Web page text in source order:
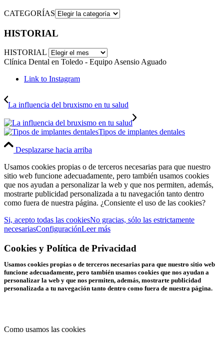
CATEGORÍAS
HISTORIAL
HISTORIAL
Clínica Dental en Toledo - Equipo Asensio Aguado
Link to Instagram
La influencia del bruxismo en tu salud
Tipos de implantes dentales
Desplazarse hacia arriba
Usamos cookies propias o de terceros necesarias para que nuestro
sitio web funcione adecuadamente, pero también usamos cookies
que nos ayudan a personalizar la web y que nos permiten, además,
mostrarte publicidad personalizada a tu navegación tanto dentro
como fuera de nuestra página. ¿Consiente el uso de las cookies?
Si, acepto todas las cookiesNo gracias, sólo las estrictamente
necesariasConfiguraciónLeer más
Cookies y Política de Privacidad
Usamos cookies propias o de terceros necesarias para que nuestro sitio web
funcione adecuadamente, pero también usamos cookies que nos ayudan a
personalizar la web y que nos permiten, además, mostrarte publicidad
personalizada a tu navegación tanto dentro como fuera de nuestra página.
Como usamos las cookies